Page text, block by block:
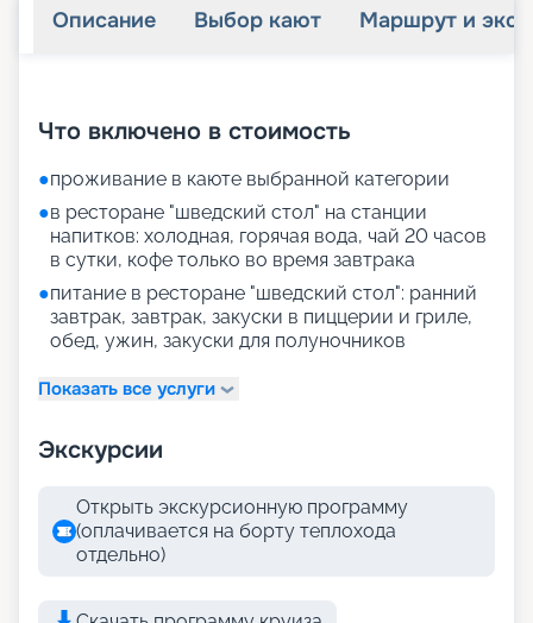
Описание Выбор кают Маршрут и
Что включено в стоимость
●проживание в каюте выбранной категории
●в ресторане "шведский стол" на станции
напитков: холодная, горячая вода, чай 20 часов
в сутки, кофе только во время завтрака
●питание в ресторане "шведский стол": ранний
завтрак, завтрак, закуски в пиццерии и гриле,
обед, ужин, закуски для полуночников
Показать все услуги
Экскурсии
Открыть экскурсионную программу
(оплачивается на борту теплохода
отдельно)